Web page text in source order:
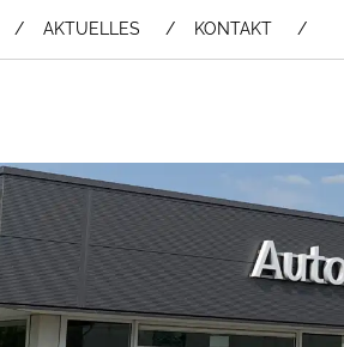
AKTUELLES KONTAKT